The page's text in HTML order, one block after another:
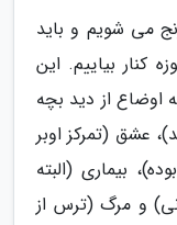
دچار رنج می شویم و باید
کنار بیاییم. این
اوضاع از دید بچه
عشق (تمرکز اوبر
بیماری (البته
و مرگ (ترس از